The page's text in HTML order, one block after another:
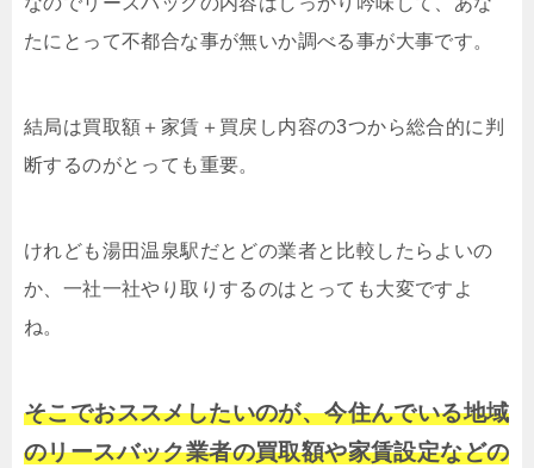
たにとって不都合な事が無いか調べる事が大事です。
結局は買取額＋家賃＋買戻し内容の3つから総合的に判
断するのがとっても重要。
けれども湯田温泉駅だとどの業者と比較したらよいの
か、一社一社やり取りするのはとっても大変ですよ
ね。
そこでおススメしたいのが、今住んでいる地域
のリースバック業者の買取額や家賃設定などの